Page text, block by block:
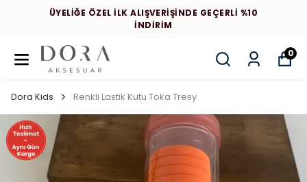
ÜYELİĞE ÖZEL İLK ALIŞVERİŞİNDE GEÇERLİ %10
İNDİRİM
0
Dora Kids Renkli Lastik Kutu Toka Tresy